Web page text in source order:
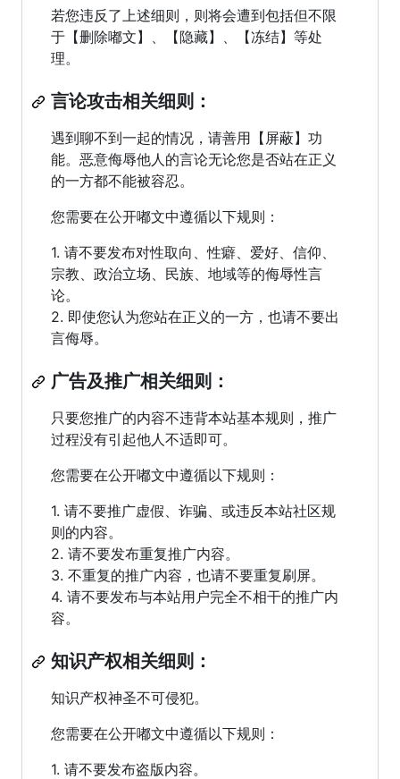
若您违反了上述细则，则将会遭到包括但不限
于【删除嘟文】、【隐藏】、【冻结】等处
理。
言论攻击相关细则：
遇到聊不到一起的情况，请善用【屏蔽】功
能。恶意侮辱他人的言论无论您是否站在正义
的一方都不能被容忍。
您需要在公开嘟文中遵循以下规则：
1. 请不要发布对性取向、性癖、爱好、信仰、
宗教、政治立场、民族、地域等的侮辱性言
论。
2. 即使您认为您站在正义的一方，也请不要出
言侮辱。
广告及推广相关细则：
只要您推广的内容不违背本站基本规则，推广
过程没有引起他人不适即可。
您需要在公开嘟文中遵循以下规则：
1. 请不要推广虚假、诈骗、或违反本站社区规
则的内容。
2. 请不要发布重复推广内容。
3. 不重复的推广内容，也请不要重复刷屏。
4. 请不要发布与本站用户完全不相干的推广内
容。
知识产权相关细则：
知识产权神圣不可侵犯。
您需要在公开嘟文中遵循以下规则：
1. 请不要发布盗版内容。